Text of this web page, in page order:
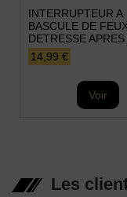
INTERRUPTEUR A
BASCULE DE
DETRESSE
14,99 €
Voir
Les